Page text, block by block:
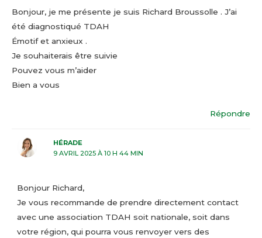
Bonjour, je me présente je suis Richard Broussolle . J’ai
été diagnostiqué TDAH
Émotif et anxieux .
Je souhaiterais être suivie
Pouvez vous m’aider
Bien a vous
Répondre
HÉRADE
9 AVRIL 2025 À 10 H 44 MIN
Bonjour Richard,
Je vous recommande de prendre directement contact
avec une association TDAH soit nationale, soit dans
votre région, qui pourra vous renvoyer vers des